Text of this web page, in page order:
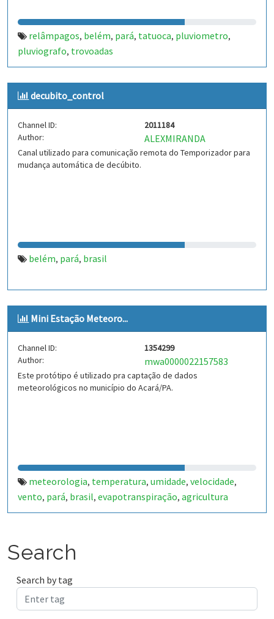
relâmpagos, belém, pará, tatuoca, pluviometro,
pluviografo, trovoadas
decubito_control
Channel ID:
2011184
Author:
ALEXMIRANDA
Canal utilizado para comunicação remota do Temporizador para
mudança automática de decúbito.
belém, pará, brasil
Mini Estação Meteoro...
Channel ID:
1354299
Author:
mwa0000022157583
Este protótipo é utilizado pra captação de dados
meteorológicos no município do Acará/PA.
meteorologia, temperatura, umidade, velocidade,
vento, pará, brasil, evapotranspiração, agricultura
Search
Search by tag